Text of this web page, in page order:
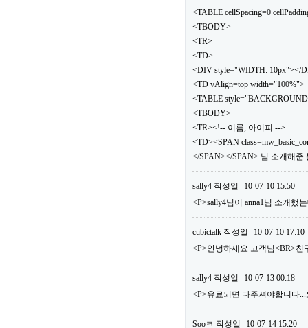
<TABLE cellSpacing=0
<TBODY>
<TR>
<TD>
<DIV style="WIDTH: 10px"></
<TD vAlign=top width="100%">
<TABLE style="BACKGROUND:
<TBODY>
<TR><!-- 이름, 아이피 -->
<TD><SPAN
</SPAN></SPAN> 님 소개해
sally4 작성일
10-07-10 15:50
<P>sally4님이 anna1님 소개했
cubictalk 작성일
10-07-10 17:10
<P>안녕하세요 고객님<BR>친
sally4 작성일
10-07-13 00:18
<P>유료되면 다주셔야합니다
Sooㅋ 작성일
10-07-14 15:20